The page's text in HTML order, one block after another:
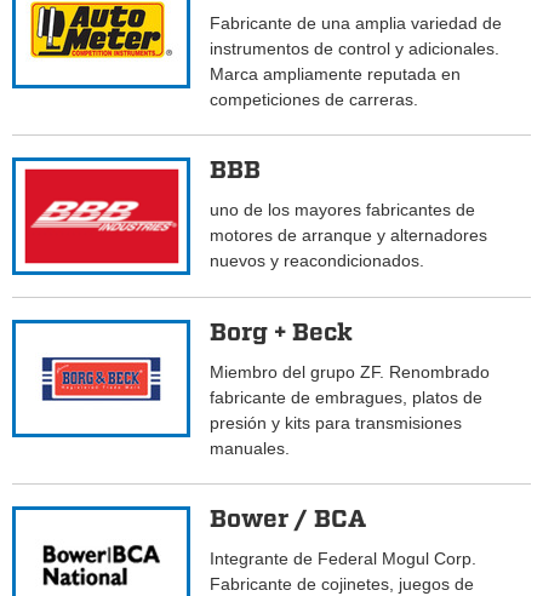
Fabricante de una amplia variedad de
instrumentos de control y adicionales.
Marca ampliamente reputada en
competiciones de carreras.
BBB
uno de los mayores fabricantes de
motores de arranque y alternadores
nuevos y reacondicionados.
Borg + Beck
Miembro del grupo ZF. Renombrado
fabricante de embragues, platos de
presión y kits para transmisiones
manuales.
Bower / BCA
Integrante de Federal Mogul Corp.
Fabricante de cojinetes, juegos de